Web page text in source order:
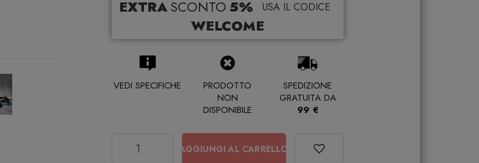
EXTRASCONTO 5% USA IL CODICE
WELCOME
VEDI SPECIFICHE
PRODOTTO
NON
DISPONIBILE
SPEDIZIONE
GRATUITA DA
99 €
AGGIUNGI AL CARRELLO